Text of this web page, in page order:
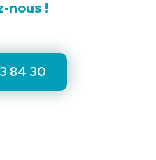
nous !
84 30